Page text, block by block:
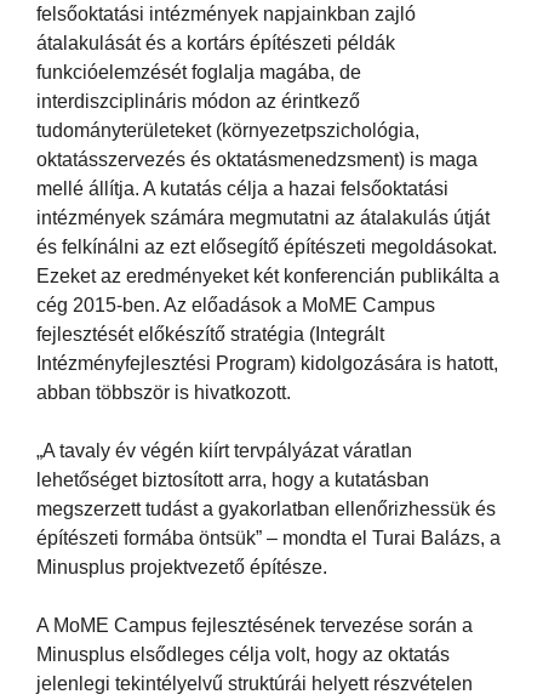
felsőoktatási intézmények napjainkban zajló
átalakulását és a kortárs építészeti példák
funkcióelemzését foglalja magába, de
interdiszciplináris módon az érintkező
tudományterületeket (környezetpszichológia,
oktatásszervezés és oktatásmenedzsment) is maga
mellé állítja. A kutatás célja a hazai felsőoktatási
intézmények számára megmutatni az átalakulás útját
és felkínálni az ezt elősegítő építészeti megoldásokat.
Ezeket az eredményeket két konferencián publikálta a
cég 2015-ben. Az előadások a MoME Campus
fejlesztését előkészítő stratégia (Integrált
Intézményfejlesztési Program) kidolgozására is hatott,
abban többször is hivatkozott.
„A tavaly év végén kiírt tervpályázat váratlan
lehetőséget biztosított arra, hogy a kutatásban
megszerzett tudást a gyakorlatban ellenőrizhessük és
építészeti formába öntsük” – mondta el Turai Balázs, a
Minusplus projektvezető építésze.
A MoME Campus fejlesztésének tervezése során a
Minusplus elsődleges célja volt, hogy az oktatás
jelenlegi tekintélyelvű struktúrái helyett részvételen